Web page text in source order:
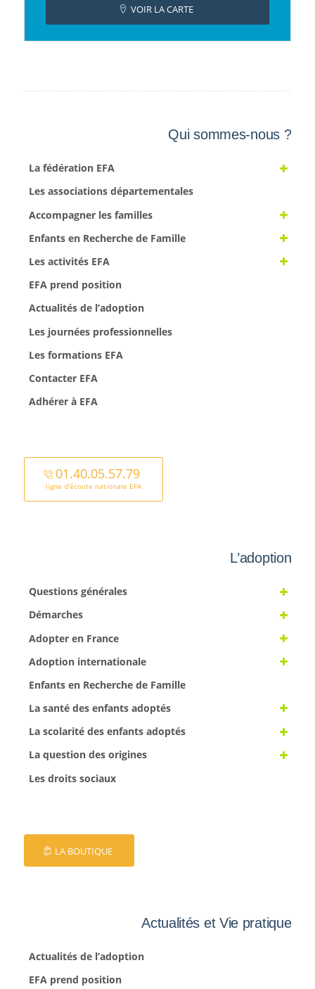
VOIR LA CARTE
Qui sommes-nous ?
La fédération EFA
Les associations départementales
Accompagner les familles
Enfants en Recherche de Famille
Les activités EFA
EFA prend position
Actualités de l’adoption
Les journées professionnelles
Les formations EFA
Contacter EFA
Adhérer à EFA
01.40.05.57.79
ligne d’écoute nationale EFA
L’adoption
Questions générales
Démarches
Adopter en France
Adoption internationale
Enfants en Recherche de Famille
La santé des enfants adoptés
La scolarité des enfants adoptés
La question des origines
Les droits sociaux
LA BOUTIQUE
Actualités et Vie pratique
Actualités de l’adoption
EFA prend position